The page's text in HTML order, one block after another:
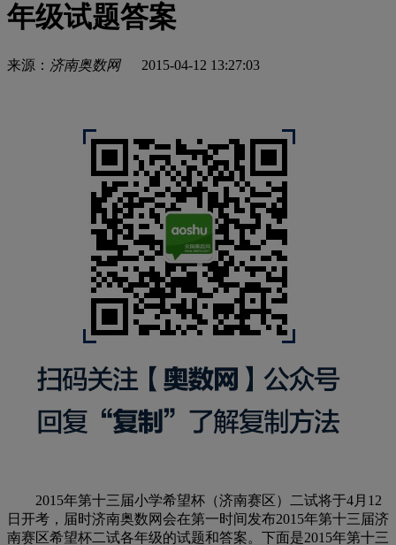
年级试题答案
来源： 济南奥数网2015-04-12 13:27:03
2015年第十三届小学希望杯（济南赛区）二试将于4月12
日开考，届时济南奥数网会在第一时间发布2015年第十三届济
南赛区希望杯二试各年级的试题和答案。下面是2015年第十三